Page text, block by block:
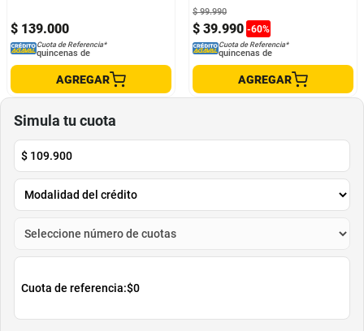
$ 139.000
Cuota de Referencia*
quincenas de
AGREGAR
$ 39.990 -60%
$ 99.990
Cuota de Referencia*
quincenas de
AGREGAR
Simula tu cuota
$ 109.900
Cuota de referencia:$0